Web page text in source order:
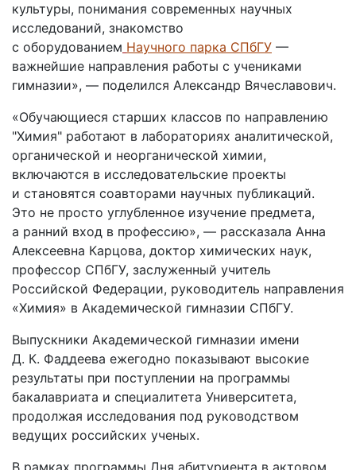
культуры, понимания современных научных
исследований, знакомство
с оборудованием Научного парка СПбГУ —
важнейшие направления работы с учениками
гимназии», — поделился Александр Вячеславович.
«Обучающиеся старших классов по направлению
"Химия" работают в лабораториях аналитической,
органической и неорганической химии,
включаются в исследовательские проекты
и становятся соавторами научных публикаций.
Это не просто углубленное изучение предмета,
а ранний вход в профессию», — рассказала Анна
Алексеевна Карцова, доктор химических наук,
профессор СПбГУ, заслуженный учитель
Российской Федерации, руководитель направления
«Химия» в Академической гимназии СПбГУ.
Выпускники Академической гимназии имени
Д. К. Фаддеева ежегодно показывают высокие
результаты при поступлении на программы
бакалавриата и специалитета Университета,
продолжая исследования под руководством
ведущих российских ученых.
В рамках программы Дня абитуриента в актовом